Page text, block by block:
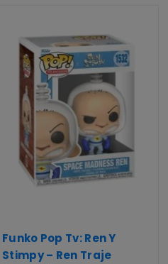
Funko Pop Tv: Ren Y
Stimpy – Ren Traje